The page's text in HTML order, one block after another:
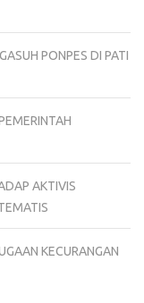
PONPES DI PATI
AKTIVIS
KECURANGAN